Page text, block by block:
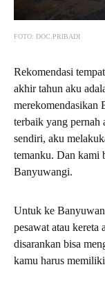
FOTO: DOC.PRIBADI
Rekomendasi
akhir tahun aku
merekomendasikan
terbaik yang
sendiri, aku
temanku. Dan kami
Banyuwangi.
Untuk ke
pesawat atau
disarankan bisa
kamu harus